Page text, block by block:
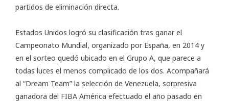
partidos de eliminación directa.
Estados Unidos logró su clasificación tras ganar el
Campeonato Mundial, organizado por España, en 2014 y
en el sorteo quedó ubicado en el Grupo A, que parece a
todas luces el menos complicado de los dos. Acompañará
al “Dream Team” la selección de Venezuela, sorpresiva
ganadora del FIBA América efectuado el año pasado en